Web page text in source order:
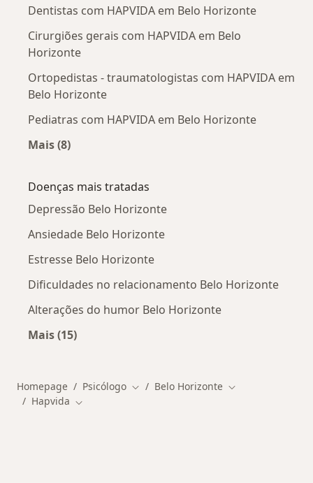
Dentistas com HAPVIDA em Belo Horizonte
Cirurgiões gerais com HAPVIDA em Belo
Horizonte
Ortopedistas - traumatologistas com HAPVIDA em
Belo Horizonte
Pediatras com HAPVIDA em Belo Horizonte
Mais (8)
Doenças mais tratadas
Depressão Belo Horizonte
Ansiedade Belo Horizonte
Estresse Belo Horizonte
Dificuldades no relacionamento Belo Horizonte
Alterações do humor Belo Horizonte
Mais (15)
Homepage Psicólogo Mudar de cidade
Belo Horizonte Mudar de cidade
Hapvida Mudar de cidade